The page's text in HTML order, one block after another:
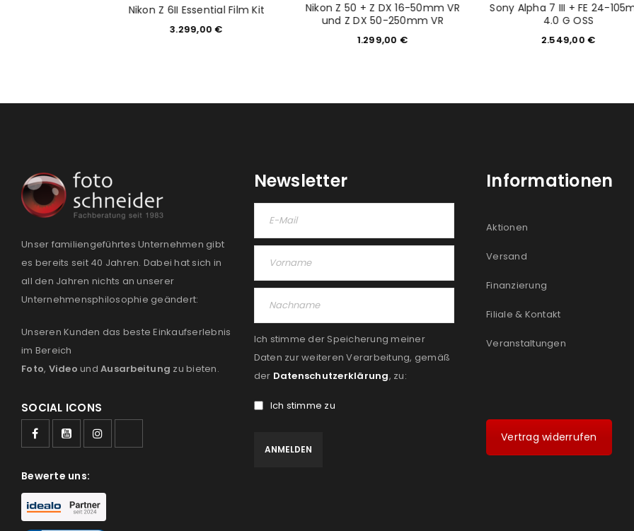
REGISTRIEREN
Nikon Z 6II Essential Film Kit
3.299,00€
Nikon Z 50 + Z DX 16-50mm VR
und Z DX 50-250mm VR
1.299,00 €
Sony Alpha 7 III + FE 24-
4.0 G OSS
2.549,00 €
Unser familiengeführtes Unternehmen gibt
es bereits seit 40 Jahren. Dabei hat sich in
all den Jahren nichts an unserer
Unternehmensphilosophie geändert:
Unseren Kunden das beste Einkaufserlebnis
im Bereich
Foto, Video und Ausarbeitung zu bieten.
SOCIAL ICONS
Bewerte uns:
Newsletter
Ich stimme der Speicherung meiner
Daten zur weiteren Verarbeitung, gemäß
der Datenschutzerklärung, zu:
Ich stimme zu
Informationen
Aktionen
Versand
Finanzierung
Filiale & Kontakt
Veranstaltungen
Vertrag widerrufen